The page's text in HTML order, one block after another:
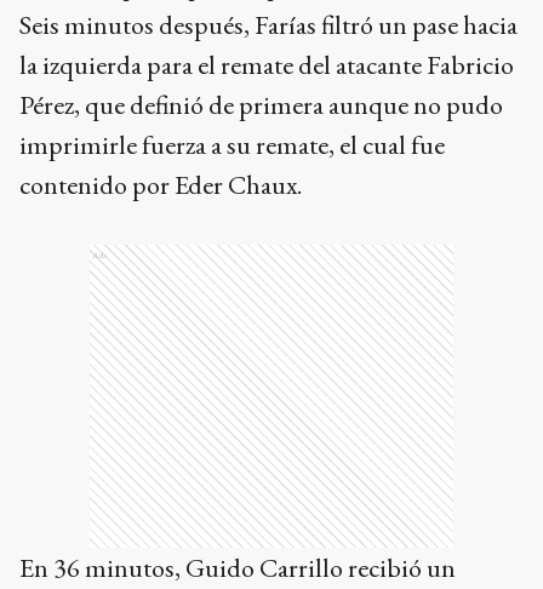
Seis minutos después, Farías filtró un pase hacia
la izquierda para el remate del atacante Fabricio
Pérez, que definió de primera aunque no pudo
imprimirle fuerza a su remate, el cual fue
contenido por Eder Chaux.
Ads
En 36 minutos, Guido Carrillo recibió un